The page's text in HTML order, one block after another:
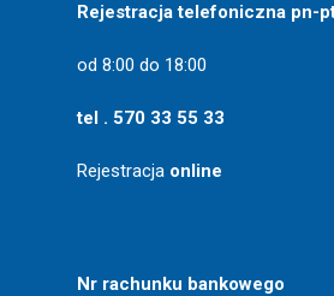
Rejestracja telefoniczna pn-
od 8:00 do 18:00
tel . 570 33 55 33
Rejestracja online
Nr rachunku bankowego